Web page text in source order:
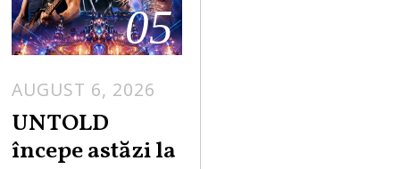
05
AUGUST 6, 2026
UNTOLD
începe astăzi la